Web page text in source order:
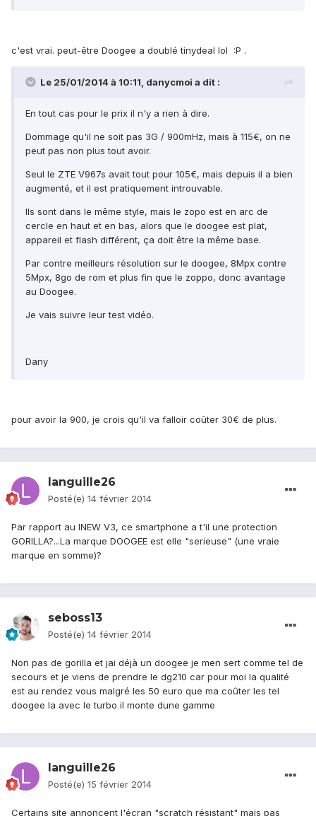
c'est vrai. peut-être Doogee a doublé tinydeal lol :P .
Le 25/01/2014 à 10:11, danycmoi a dit :
En tout cas pour le prix il n'y a rien à dire.
Dommage qu'il ne soit pas 3G / 900mHz, mais à 115€, on ne
peut pas non plus tout avoir.
Seul le ZTE V967s avait tout pour 105€, mais depuis il a bien
augmenté, et il est pratiquement introuvable.
Ils sont dans le même style, mais le zopo est en arc de
cercle en haut et en bas, alors que le doogee est plat,
appareil et flash différent, ça doit être la même base.
Par contre meilleurs résolution sur le doogee, 8Mpx contre
5Mpx, 8go de rom et plus fin que le zoppo, donc avantage
au Doogee.
Je vais suivre leur test vidéo.
Dany
pour avoir la 900, je crois qu'il va falloir coûter 30€ de plus.
languille26
Posté(e) 14 février 2014
Par rapport au INEW V3, ce smartphone a t'il une protection
GORILLA?...La marque DOOGEE est elle "serieuse" (une vraie
marque en somme)?
seboss13
Posté(e) 14 février 2014
Non pas de gorilla et jai déjà un doogee je men sert comme tel de
secours et je viens de prendre le dg210 car pour moi la qualité
est au rendez vous malgré les 50 euro que ma coûter les tel
doogee la avec le turbo il monte dune gamme
languille26
Posté(e) 15 février 2014
Certains site annoncent l'écran "scratch résistant" mais pas